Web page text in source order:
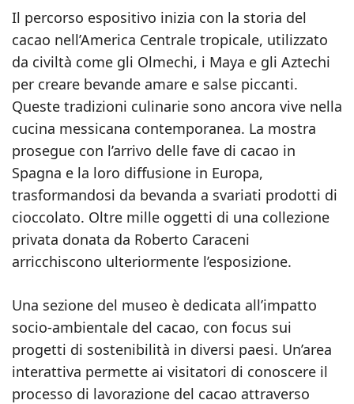
Il percorso espositivo inizia con la storia del
cacao nell’America Centrale tropicale, utilizzato
da civiltà come gli Olmechi, i Maya e gli Aztechi
per creare bevande amare e salse piccanti.
Queste tradizioni culinarie sono ancora vive nella
cucina messicana contemporanea. La mostra
prosegue con l’arrivo delle fave di cacao in
Spagna e la loro diffusione in Europa,
trasformandosi da bevanda a svariati prodotti di
cioccolato. Oltre mille oggetti di una collezione
privata donata da Roberto Caraceni
arricchiscono ulteriormente l’esposizione.
Una sezione del museo è dedicata all’impatto
socio-ambientale del cacao, con focus sui
progetti di sostenibilità in diversi paesi. Un’area
interattiva permette ai visitatori di conoscere il
processo di lavorazione del cacao attraverso